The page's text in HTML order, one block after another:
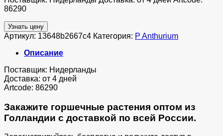
86290
Узнать цену
Артикул: 13648b2667c4 Категория: P Anthurium
Описание
Поставщик: Нидерланды
Доставка: от 4 дней
Artcode: 86290
Закажите горшечные растения оптом из
Голландии с доставкой по всей России.